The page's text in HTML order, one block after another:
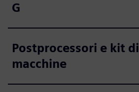
G
Postprocessori e kit di
macchine